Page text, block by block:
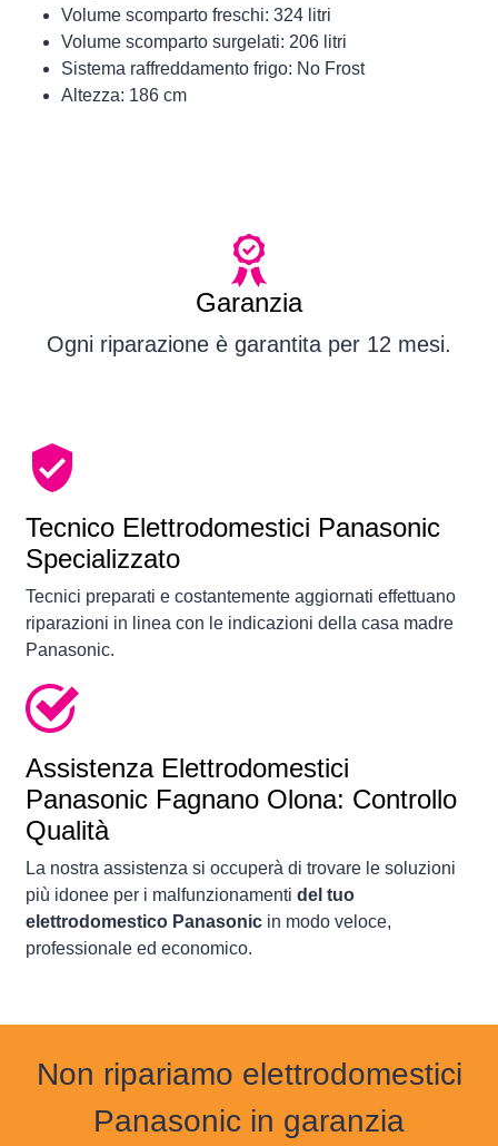
Volume scomparto freschi: 324 litri
Volume scomparto surgelati: 206 litri
Sistema raffreddamento frigo: No Frost
Altezza: 186 cm
Garanzia
Ogni riparazione è garantita per 12 mesi.
Tecnico Elettrodomestici Panasonic
Specializzato
Tecnici preparati e costantemente aggiornati effettuano
riparazioni in linea con le indicazioni della casa madre
Panasonic.
Assistenza Elettrodomestici
Panasonic Fagnano Olona: Controllo
Qualità
La nostra assistenza si occuperà di trovare le soluzioni
più idonee per i malfunzionamenti del tuo
elettrodomestico Panasonic in modo veloce,
professionale ed economico.
Non ripariamo elettrodomestici
Panasonic in garanzia